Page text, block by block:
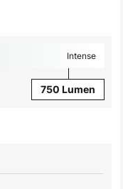
Intense
750 Lumen